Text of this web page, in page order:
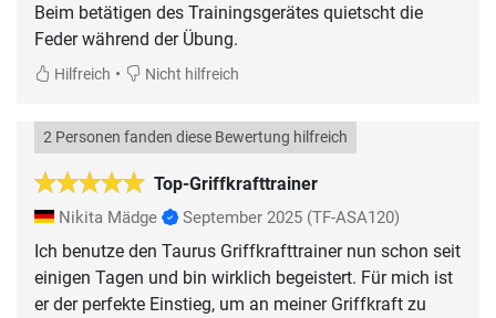
Beim betätigen des Trainingsgerätes quietscht die
Feder während der Übung.
Hilfreich • Nicht hilfreich
Top-Griffkrafttrainer
2 Personen fanden diese Bewertung hilfreich
Nikita Mädge September 2025 (TF-ASA120)
Ich benutze den Taurus Griffkrafttrainer nun schon seit
einigen Tagen und bin wirklich begeistert. Für mich ist
er der perfekte Einstieg, um an meiner Griffkraft zu